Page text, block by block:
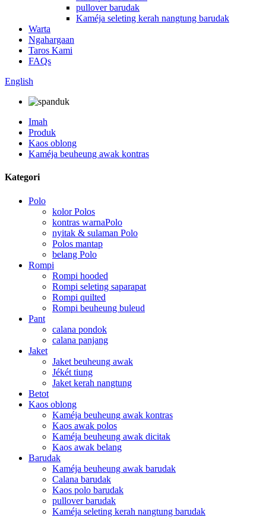
pullover barudak
Kaméja seleting kerah nangtung barudak
Warta
Ngahargaan
Taros Kami
FAQs
English
Imah
Produk
Kaos oblong
Kaméja beuheung awak kontras
Kategori
Polo
kolor Polos
kontras warnaPolo
nyitak & sulaman Polo
Polos mantap
belang Polo
Rompi
Rompi hooded
Rompi seleting saparapat
Rompi quilted
Rompi beuheung buleud
Pant
calana pondok
calana panjang
Jaket
Jaket beuheung awak
Jékét tiung
Jaket kerah nangtung
Betot
Kaos oblong
Kaméja beuheung awak kontras
Kaos awak polos
Kaméja beuheung awak dicitak
Kaos awak belang
Barudak
Kaméja beuheung awak barudak
Calana barudak
Kaos polo barudak
pullover barudak
Kaméja seleting kerah nangtung barudak